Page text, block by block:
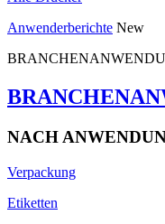
Anwenderberichte New
NACH
Verpackung
Etiketten